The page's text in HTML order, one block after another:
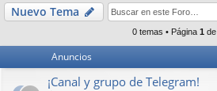
do
Nuevo Tema
0 temas • Página 1 de
Anuncios
¡Canal y grupo de Telegram!